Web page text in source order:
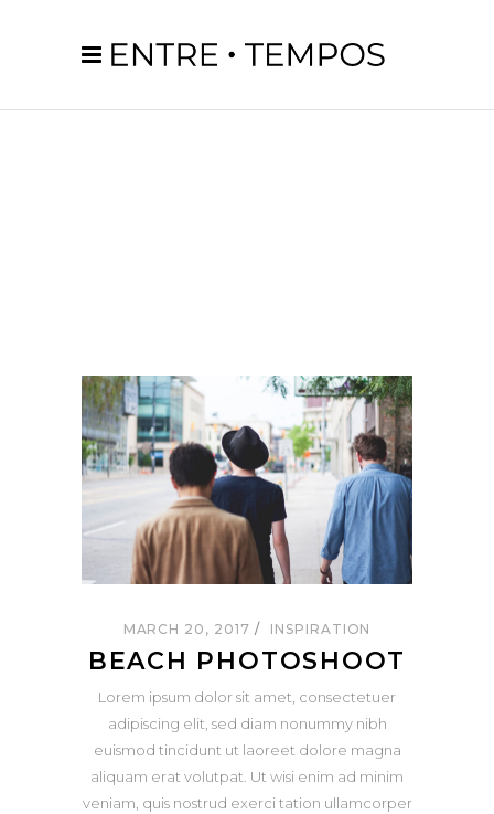
MARCH 20, 2017 INSPIRATION
BEACH PHOTOSHOOT
Lorem ipsum dolor sit amet, consectetuer
adipiscing elit, sed diam nonummy nibh
euismod tincidunt ut laoreet dolore magna
aliquam erat volutpat. Ut wisi enim ad minim
veniam, quis nostrud exerci tation ullamcorper